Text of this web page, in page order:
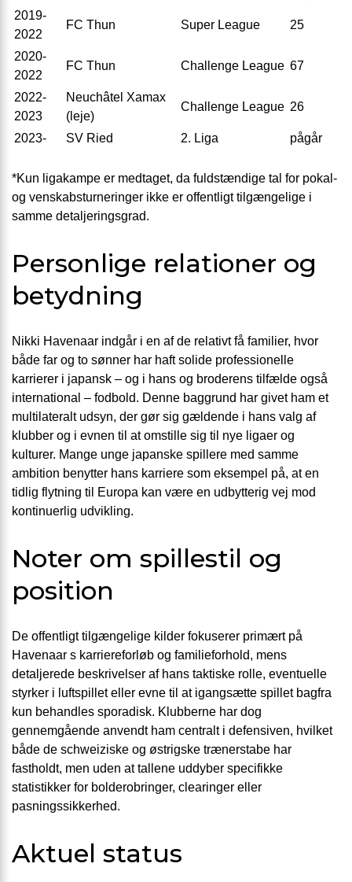
2019-
2022
FC Thun Super League 25
2020-
2022
FC Thun Challenge League 67
2022-
2023
Neuchâtel Xamax
(leje)
Challenge League 26
2023- SV Ried 2. Liga pågår
*Kun ligakampe er medtaget, da fuldstændige tal for pokal-
og venskabsturneringer ikke er offentligt tilgængelige i
samme detaljeringsgrad.
Personlige relationer og
betydning
Nikki Havenaar indgår i en af de relativt få familier, hvor
både far og to sønner har haft solide professionelle
karrierer i japansk – og i hans og broderens tilfælde også
international – fodbold. Denne baggrund har givet ham et
multilateralt udsyn, der gør sig gældende i hans valg af
klubber og i evnen til at omstille sig til nye ligaer og
kulturer. Mange unge japanske spillere med samme
ambition benytter hans karriere som eksempel på, at en
tidlig flytning til Europa kan være en udbytterig vej mod
kontinuerlig udvikling.
Noter om spillestil og
position
De offentligt tilgængelige kilder fokuserer primært på
Havenaar s karriereforløb og familieforhold, mens
detaljerede beskrivelser af hans taktiske rolle, eventuelle
styrker i luftspillet eller evne til at igangsætte spillet bagfra
kun behandles sporadisk. Klubberne har dog
gennemgående anvendt ham centralt i defensiven, hvilket
både de schweiziske og østrigske trænerstabe har
fastholdt, men uden at tallene uddyber specifikke
statistikker for bolderobringer, clearinger eller
pasningssikkerhed.
Aktuel status